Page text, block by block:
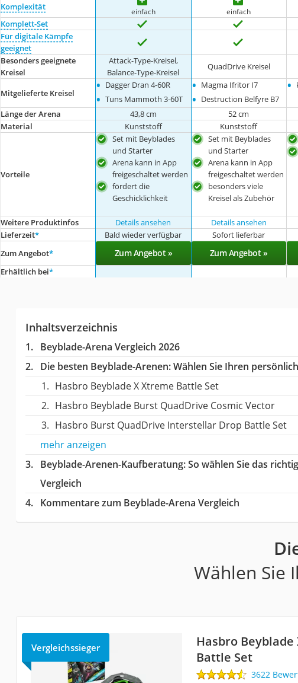
Komplexität einfach einfach
Komplett-Set
Für digitale Kämpfe
geeignet
Besonders geeignete
Kreisel
Attack-Type-Kreisel,
Balance-Type-Kreisel
QuadDrive Kreisel
Mitgelieferte Kreisel • Dagger Dran 4-60R
• Tuns Mammoth 3-60T
• Magma Ifritor I7
• Destruction Belfyre B7
•
Länge der Arena 43,8 cm 52 cm
Material
Kunststoff Kunststoff
Vorteile
Set mit Beyblades
und Starter
Arena kann in App
freigeschaltet werden
fördert die
Geschicklichkeit
Set mit Beyblades
und Starter
Arena kann in App
freigeschaltet werden
besonders viele
Kreisel als Zubehör
Weitere Produktinfos Details ansehen Details ansehen
Lieferzeit* Bald wieder verfügbar Sofort lieferbar
Zum Angebot* Zum Angebot » Zum Angebot »
Erhältlich bei*
Inhaltsverzeichnis
Beyblade-Arena Vergleich 2026
Die besten Beyblade-Arenen:Wählen Sie Ihren
Hasbro Beyblade X Xtreme Battle Set
Hasbro Beyblade Burst QuadDrive Cosmic Vector
Hasbro Burst QuadDrive Interstellar Drop Battle Set
mehr anzeigen
Beyblade-Arenen-Kaufberatung: So wählen Sie das
Vergleich
Kommentare zum Beyblade-Arena Vergleich
Wählen Sie
Vergleichssieger
Hasbro Beyblade
Battle Set
3622